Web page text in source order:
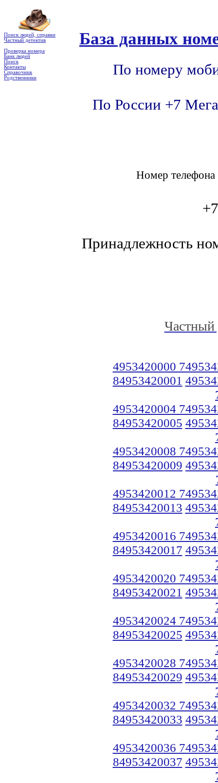
Поиск людей, справки
Частный детектив
Проверка номера
Банк людей
Поиск
Контакты
Справочник
Родственники
База данных
По номеру
По России +7
Номер
Принадлежность
Частный
4953420000
84953420001
4953420004
84953420005
4953420008
84953420009
4953420012
84953420013
4953420016
84953420017
4953420020
84953420021
4953420024
84953420025
4953420028
84953420029
4953420032
84953420033
4953420036
84953420037